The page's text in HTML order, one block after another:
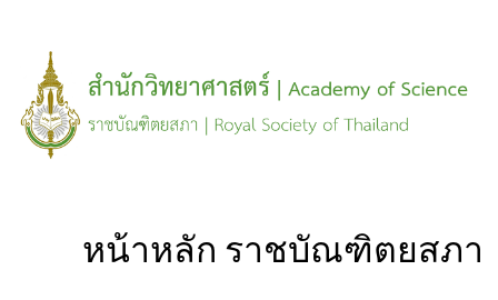
content
หน้าหลัก ราชบัณฑิตยสภา